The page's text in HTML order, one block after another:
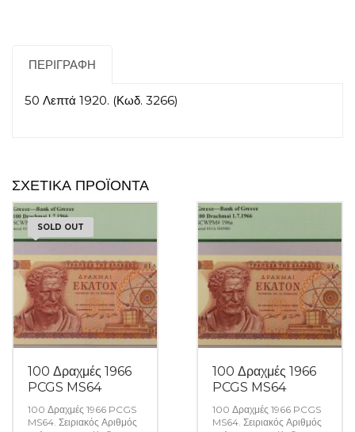
ΠΕΡΙΓΡΑΦΉ
50 Λεπτά 1920. (Κωδ. 3266)
ΣΧΕΤΙΚΆ ΠΡΟΪΌΝΤΑ
SOLD OUT
100 Δραχμές 1966
PCGS MS64
100 Δραχμές 1966 PCGS
MS64. Σειριακός Αριθμός
100 Δραχμές 1966
PCGS MS64
100 Δραχμές 1966 PCGS
MS64. Σειριακός Αριθμός